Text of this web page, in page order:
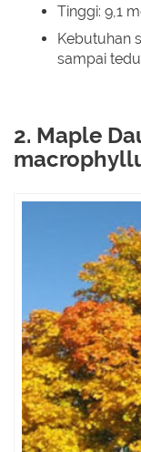
Tinggi: 9,1
Kebutuhan
sampai
2. Maple